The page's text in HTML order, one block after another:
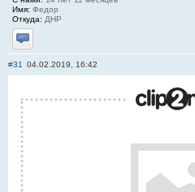
Имя: Федор
Откуда: ДНР
Отправить личное сообщение
#31 04.02.2019, 16:42